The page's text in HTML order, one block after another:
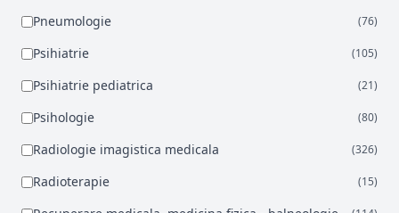
Pneumologie (76)
Psihiatrie (105)
Psihiatrie pediatrica (21)
Psihologie (80)
Radiologie imagistica medicala (326)
Radioterapie (15)